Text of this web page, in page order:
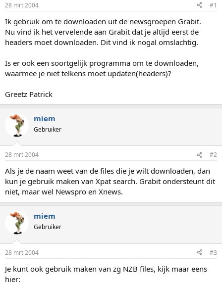
s
t
a
r
t
r
m
28 mrt 2004 #1
Ik gebruik om te downloaden uit de newsgroepen Grabit.
Nu vind ik het vervelende aan Grabit dat je altijd eerst de
headers moet downloaden. Dit vind ik nogal omslachtig.
Is er ook een soortgelijk programma om te downloaden,
waarmee je niet telkens moet updaten(headers)?
Greetz Patrick
miem
Gebruiker
28 mrt 2004 #2
Als je de naam weet van de files die je wilt downloaden, dan
kun je gebruik maken van Xpat search. Grabit ondersteunt dit
niet, maar wel Newspro en Xnews.
miem
Gebruiker
28 mrt 2004 #3
Je kunt ook gebruik maken van zg NZB files, kijk maar eens
hier: